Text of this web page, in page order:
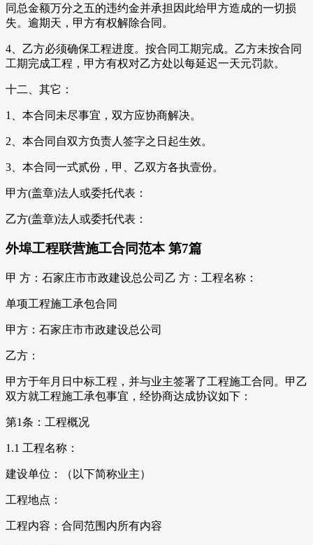
同总金额万分之五的违约金并承担因此给甲方造成的一切损
失。逾期天，甲方有权解除合同。
4、乙方必须确保工程进度。按合同工期完成。乙方未按合同
工期完成工程，甲方有权对乙方处以每延迟一天元罚款。
十二、其它：
1、本合同未尽事宜，双方应协商解决。
2、本合同自双方负责人签字之日起生效。
3、本合同一式贰份，甲、乙双方各执壹份。
甲方(盖章)法人或委托代表：
乙方(盖章)法人或委托代表：
外埠工程联营施工合同范本 第7篇
甲 方：石家庄市市政建设总公司乙 方：工程名称：
单项工程施工承包合同
甲方：石家庄市市政建设总公司
乙方：
甲方于年月日中标工程，并与业主签署了工程施工合同。甲乙
双方就工程施工承包事宜，经协商达成协议如下：
第1条：工程概况
1.1 工程名称：
建设单位：（以下简称业主）
工程地点：
工程内容：合同范围内所有内容